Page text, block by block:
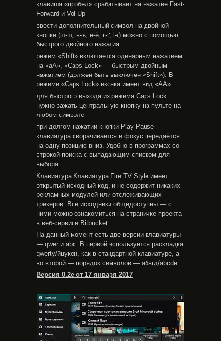
клавиша «пробел» срабатывает на нажатие Fast-
Forward и Vol Up
ввести дополнительный символ на двойной
кнопке (ш-щ, ь-ъ, е-ё, г-ґ, і-ї) можно с помощью
быстрого двойного нажатия
режим «Shift» включается одинарным нажатием
на «аА», «Caps Lock» — быстрым двойным
нажатием (должен быть выключен «Shift»). В
режиме «Caps Lock» иконка имеет вид «АА»
для быстрого выхода из режима Caps Lock
нужно зажать центральную кнопку на пульте на
любом символе
при долгом нажатии кнопки Play-Pause
клавиатура сворачивается и фокус передаётся
на одну позицию вниз. Удобно в программах со
строкой поиска с выпадающим списком для
выбора
Клавиатура Клавиатура Fire TV Style имеет
открытый исходный код, и не содержит никаких
рекламных модулей или отслеживающих
трекеров. Все исходники общедоступны — с
ними можно ознакомиться на страничке проекта
в веб-сервисе Bitbucket.
На данный момент есть две версии клавиатуры
— qwer и abc. В первой используется раскладка
qwerty/йцукен, как в стандартной клавиатуре, а
во второй — порядок символов — абвгд/abcde.
Версия 0.2е от 17 января 2017